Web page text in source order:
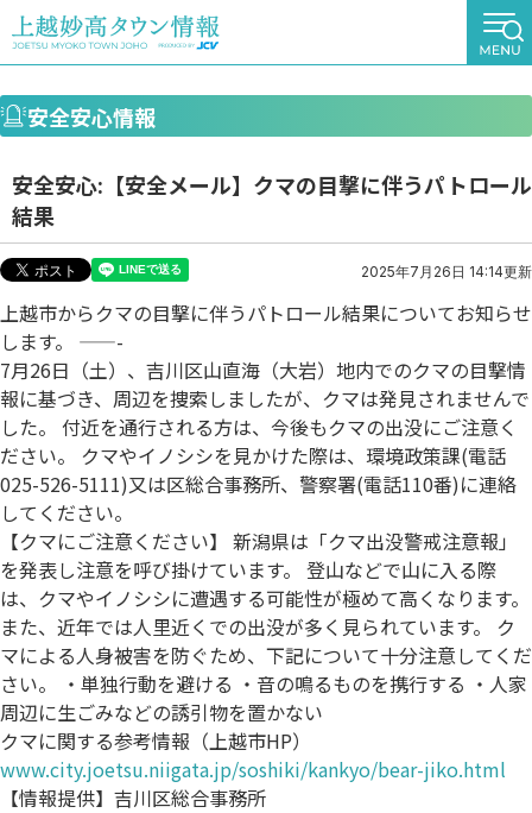
安全安心情報
安全安心:【安全メール】クマの目撃に伴うパトロール
結果
2025年7月26日 14:14更新
上越市からクマの目撃に伴うパトロール結果についてお知らせ
します。 ——-
7月26日（土）、吉川区山直海（大岩）地内でのクマの目撃情
報に基づき、周辺を捜索しましたが、クマは発見されませんで
した。 付近を通行される方は、今後もクマの出没にご注意く
ださい。 クマやイノシシを見かけた際は、環境政策課(電話
025-526-5111)又は区総合事務所、警察署(電話110番)に連絡
してください。
【クマにご注意ください】 新潟県は「クマ出没警戒注意報」
を発表し注意を呼び掛けています。 登山などで山に入る際
は、クマやイノシシに遭遇する可能性が極めて高くなります。
また、近年では人里近くでの出没が多く見られています。 ク
マによる人身被害を防ぐため、下記について十分注意してくだ
さい。 ・単独行動を避ける ・音の鳴るものを携行する ・人家
周辺に生ごみなどの誘引物を置かない
クマに関する参考情報（上越市HP）
www.city.joetsu.niigata.jp/soshiki/kankyo/bear-jiko.html
【情報提供】吉川区総合事務所